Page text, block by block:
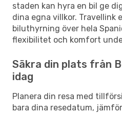
staden kan hyra en bil ge
dina egna villkor. Travellink
biluthyrning över hela
flexibilitet och komfort
Säkra din plats från
idag
Planera din resa med
bara dina resedatum,